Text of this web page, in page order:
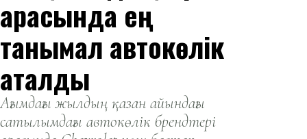
арасында ең
танымал автокөлік
аталды
Ағымдағы жылдың қазан айындағы
сатылымдағы автокөлік брендтері